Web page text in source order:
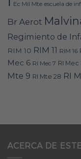
Ec Mil Mte escuela de
Br Aerot
Regimiento de
RIM 10 RIM 11 RIM 16
Mec 6 RI Mec 7 RI Mec
Mte 9 RI Mte 28 RI
ACERCA DE